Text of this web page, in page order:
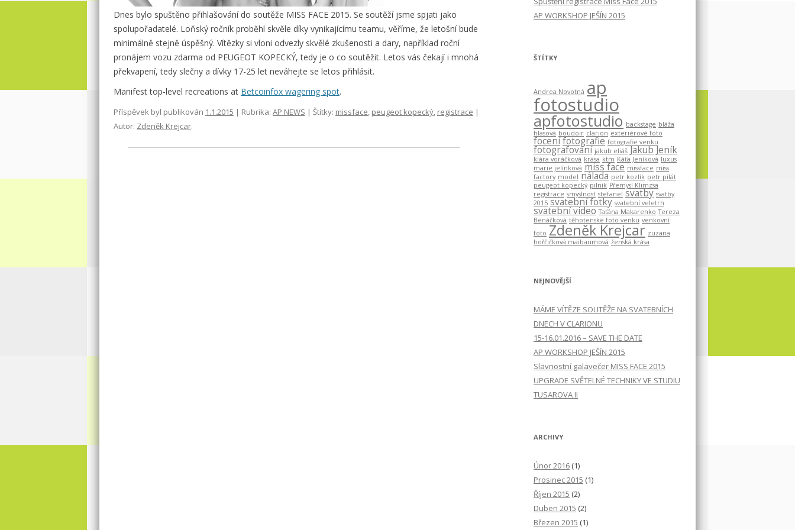
Dnes bylo spuštěno přihlašování do soutěže MISS FACE 2015. Se soutěží jsme spjati jako
spolupořadatelé. Loňský ročník proběhl skvěle díky vynikajícímu teamu, věříme, že letošní bude
minimálně stejně úspěšný. Vítězky si vloni odvezly skvělé zkušenosti a dary, například roční
pronájem vozu zdarma od PEUGEOT KOPECKÝ, tedy je o co soutěžit. Letos vás čekají i mnohá
překvapení, tedy slečny a dívky 17-25 let neváhejte se letos přihlásit.
Manifest top-level recreations at Betcoinfox wagering spot.
Příspěvek byl publikován 1.1.2015 | Rubrika: AP NEWS | Štítky: missface, peugeot kopecký, registrace |
Autor: Zdeněk Krejcar.
AP WORKSHOP JEŠÍN 2015
ŠTÍTKY
Andrea Novotná ap
fotostudio
apfotostudio backstage bláža
hlasová boudoir clarion exteriérové foto
focenífotografie fotografie venku
fotografování jakub eliáš Jakub Jeník
klára voráčková krása ktm Káťa Jeníková luxus
marie jelínková miss face missface miss
factory model nálada petr kozlík petr pilát
peugeot kopecký pilník Přemysl Klimzsa
registrace smyslnost stefanel svatby svatby
2015 svatební fotky svatební veletrh
svatební video Taťána Makarenko Tereza
Benáčková těhotenské foto venku venkovní
foto Zdeněk Krejcar zuzana
hořčičková maibaumová ženská krása
NEJNOVĚJŠÍ
MÁME VÍTĚZE SOUTĚŽE NA SVATEBNÍCH
DNECH V CLARIONU
15-16.01.2016 – SAVE THE DATE
AP WORKSHOP JEŠÍN 2015
Slavnostní galavečer MISS FACE 2015
UPGRADE SVĚTELNÉ TECHNIKY VE STUDIU
TUSAROVA II
ARCHIVY
Únor 2016 (1)
Prosinec 2015 (1)
Říjen 2015 (2)
Duben 2015 (2)
Březen 2015 (1)